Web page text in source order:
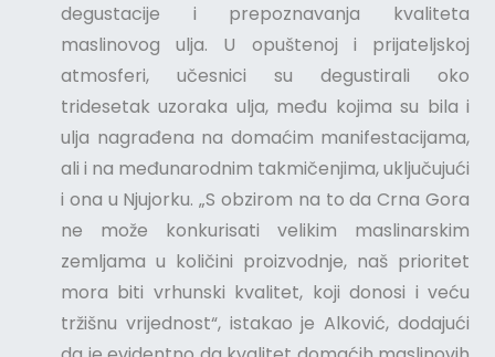
degustacije i prepoznavanja kvaliteta
maslinovog ulja. U opuštenoj i prijateljskoj
atmosferi, učesnici su degustirali oko
tridesetak uzoraka ulja, među kojima su bila i
ulja nagrađena na domaćim manifestacijama,
ali i na međunarodnim takmičenjima, uključujući
i ona u Njujorku. „S obzirom na to da Crna Gora
ne može konkurisati velikim maslinarskim
zemljama u količini proizvodnje, naš prioritet
mora biti vrhunski kvalitet, koji donosi i veću
tržišnu vrijednost“, istakao je Alković, dodajući